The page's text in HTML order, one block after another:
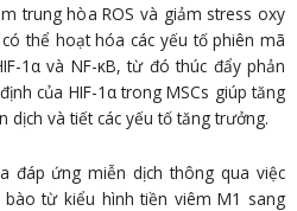
trung hòa ROS và giảm stress oxy
thể hoạt hóa các yếu tố phiên mã
1α và NF-κB, từ đó thúc đẩy phản
của HIF-1α trong MSCs giúp tăng
và tiết các yếu tố tăng trưởng.
đáp ứng miễn dịch thông qua việc
từ kiểu hình tiền viêm M1 sang